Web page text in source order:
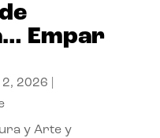
Empar
2, 2026
y Arte y